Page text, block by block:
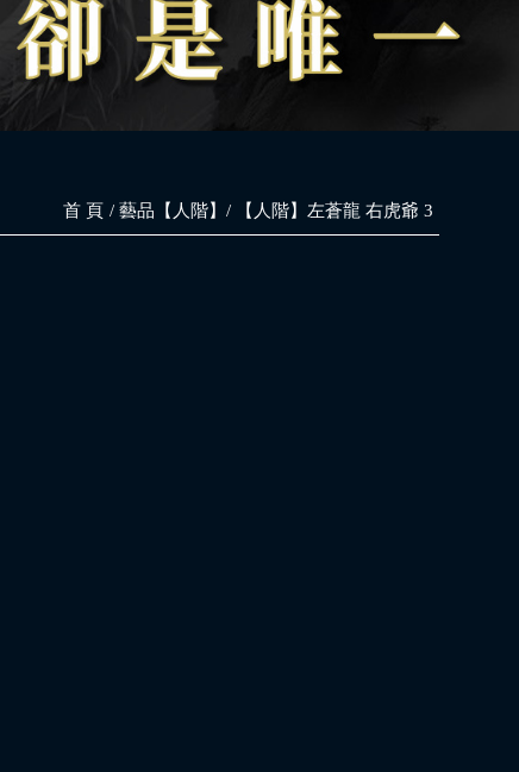
首 頁 藝品【人階】 【人階】左蒼龍 右虎爺 3